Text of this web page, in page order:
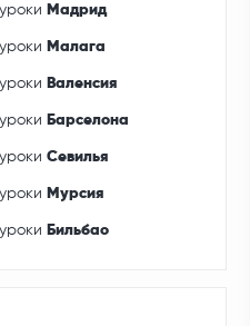
Мадрид
Малага
Валенсия
Барселона
урокиСевилья
Мурсия
Бильбао